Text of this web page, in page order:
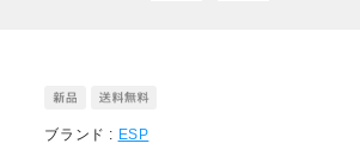
ブランド : ESP